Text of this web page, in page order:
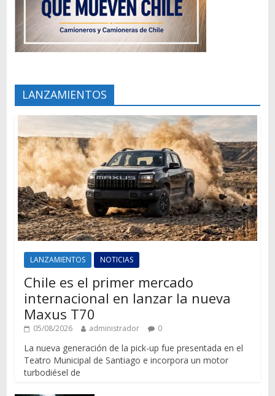
LANZAMIENTOS
LANZAMIENTOS NOTICIAS
Chile es el primer mercado
internacional en lanzar la nueva
Maxus T70
05/08/2026 administrador 0
La nueva generación de la pick-up fue presentada en el
Teatro Municipal de Santiago e incorpora un motor
turbodiésel de